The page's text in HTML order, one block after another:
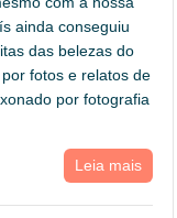
ainda conseguiu
das belezas do
fotos e relatos de
por fotografia
Leia mais